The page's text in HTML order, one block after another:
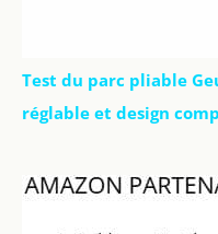
Test du parc pliable
réglable et design